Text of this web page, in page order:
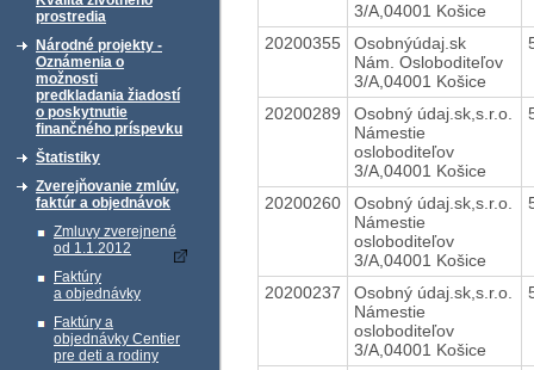
prostredia
Národné projekty -
Oznámenia o
možnosti
predkladania žiadostí
o poskytnutie
finančného príspevku
Štatistiky
Zverejňovanie zmlúv,
faktúr a objednávok
Zmluvy zverejnené
od 1.1.2012
Faktúry
a objednávky
Faktúry a
objednávky Centier
pre deti a rodiny
3/A,04001 Košice
20200355
Osobnýúdaj.sk
Nám. Osloboditeľov
3/A,04001 Košice
20200289
Osobný údaj.sk,s.r.o.
Námestie
osloboditeľov
3/A,04001 Košice
20200260
Osobný údaj.sk,s.r.o.
Námestie
osloboditeľov
3/A,04001 Košice
20200237
Osobný údaj.sk,s.r.o.
Námestie
osloboditeľov
3/A,04001 Košice